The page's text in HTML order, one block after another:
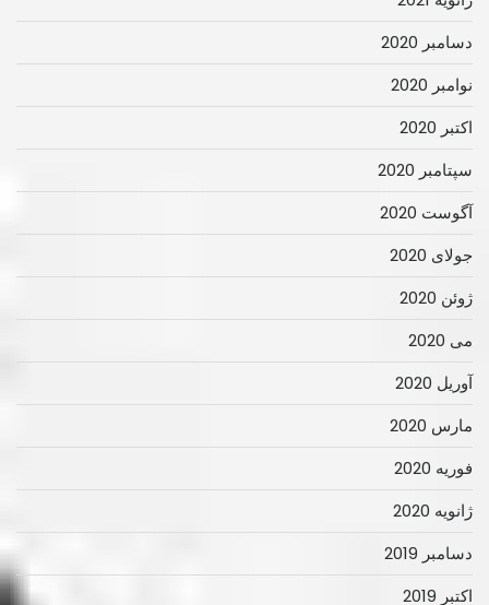
دسامبر 2020
نوامبر 2020
اکتبر 2020
سپتامبر 2020
آگوست 2020
جولای 2020
ژوئن 2020
می 2020
آوریل 2020
مارس 2020
فوریه 2020
ژانویه 2020
دسامبر 2019
اکتبر 2019